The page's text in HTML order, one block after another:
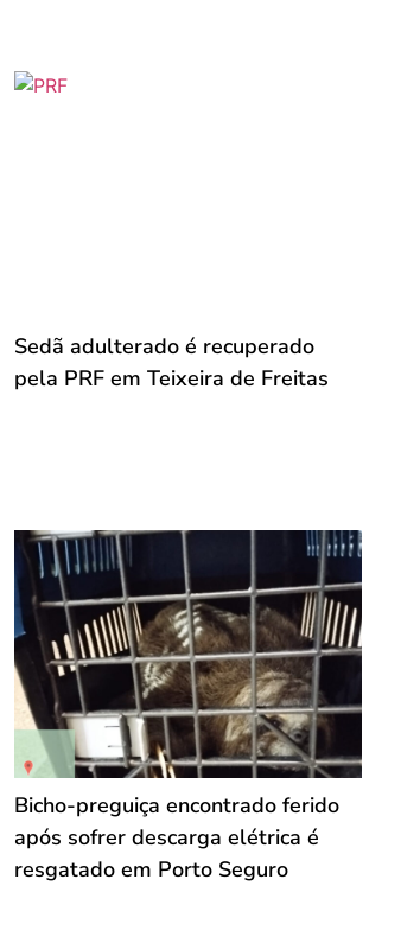
Sedã adulterado é recuperado
pela PRF em Teixeira de Freitas
Bicho-preguiça encontrado ferido
após sofrer descarga elétrica é
resgatado em Porto Seguro